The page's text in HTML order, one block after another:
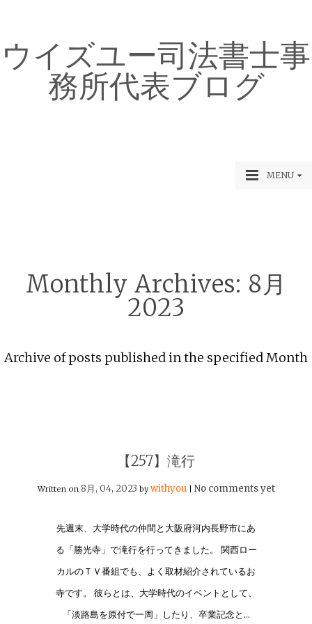
ウイズユー司法書士事
務所代表ブログ
MENU
Monthly Archives: 8月
2023
Archive of posts published in the specified Month
【257】滝行
Written on 8月, 04, 2023 bywithyou No comments yet
先週末、大学時代の仲間と大阪府河内長野市にあ
る「勝光寺」で滝行を行ってきました。 関西ロー
カルのＴＶ番組でも、よく取材紹介されているお
寺です。 彼らとは、大学時代のイベントとして、
「淡路島を原付で一周」したり、卒業記念と…